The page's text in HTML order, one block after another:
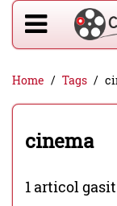
Home Tags
cinema
1 articol